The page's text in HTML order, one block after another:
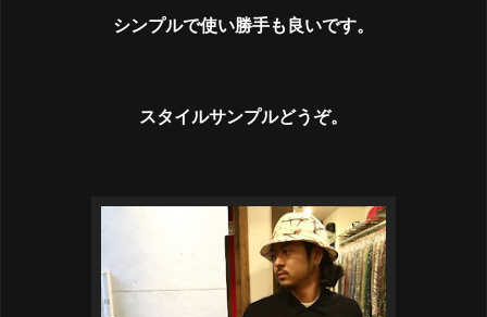
シンプルで使い勝手も良いです。
スタイルサンプルどうぞ。